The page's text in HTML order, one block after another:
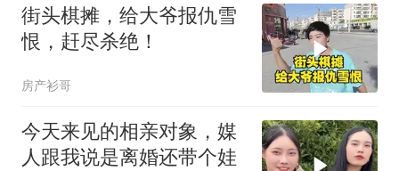
街头棋摊，给大爷报仇雪
恨，赶尽杀绝！
房产衫哥
今天来见的相亲对象，媒
人跟我说是离婚还带个娃